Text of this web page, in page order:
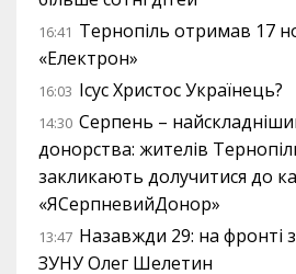
16:41 Тернопіль отримав 17
«Електрон»
16:03 Ісус Христос Українець?
14:30 Серпень –
донорства: жителів
закликають долучитися до
«ЯСерпневийДонор»
13:47 Назавжди 29: на фронті
ЗУНУ Олег Шелетин